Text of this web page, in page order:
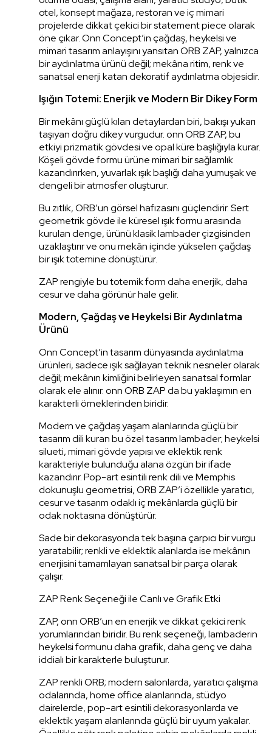
otel, konsept mağaza, restoran ve iç mimari
projelerde dikkat çekici bir statement piece olarak
öne çıkar. Onn Concept’in çağdaş, heykelsi ve
mimari tasarım anlayışını yansıtan ORB ZAP, yalnızca
bir aydınlatma ürünü değil; mekâna ritim, renk ve
sanatsal enerji katan dekoratif aydınlatma objesidir.
Işığın Totemi: Enerjik ve Modern Bir Dikey Form
Bir mekânı güçlü kılan detaylardan biri, bakışı yukarı
taşıyan doğru dikey vurgudur. onn ORB ZAP, bu
etkiyi prizmatik gövdesi ve opal küre başlığıyla kurar.
Köşeli gövde formu ürüne mimari bir sağlamlık
kazandırırken, yuvarlak ışık başlığı daha yumuşak ve
dengeli bir atmosfer oluşturur.
Bu zıtlık, ORB’un görsel hafızasını güçlendirir. Sert
geometrik gövde ile küresel ışık formu arasında
kurulan denge, ürünü klasik lambader çizgisinden
uzaklaştırır ve onu mekân içinde yükselen çağdaş
bir ışık totemine dönüştürür.
ZAP rengiyle bu totemik form daha enerjik, daha
cesur ve daha görünür hale gelir.
Modern, Çağdaş ve Heykelsi Bir Aydınlatma
Ürünü
Onn Concept’in tasarım dünyasında aydınlatma
ürünleri, sadece ışık sağlayan teknik nesneler olarak
değil; mekânın kimliğini belirleyen sanatsal formlar
olarak ele alınır. onn ORB ZAP da bu yaklaşımın en
karakterli örneklerinden biridir.
Modern ve çağdaş yaşam alanlarında güçlü bir
tasarım dili kuran bu özel tasarım lambader; heykelsi
silueti, mimari gövde yapısı ve eklektik renk
karakteriyle bulunduğu alana özgün bir ifade
kazandırır. Pop-art esintili renk dili ve Memphis
dokunuşlu geometrisi, ORB ZAP’i özellikle yaratıcı,
cesur ve tasarım odaklı iç mekânlarda güçlü bir
odak noktasına dönüştürür.
Sade bir dekorasyonda tek başına çarpıcı bir vurgu
yaratabilir; renkli ve eklektik alanlarda ise mekânın
enerjisini tamamlayan sanatsal bir parça olarak
çalışır.
ZAP Renk Seçeneği ile Canlı ve Grafik Etki
ZAP, onn ORB’un en enerjik ve dikkat çekici renk
yorumlarından biridir. Bu renk seçeneği, lambaderin
heykelsi formunu daha grafik, daha genç ve daha
iddialı bir karakterle buluşturur.
ZAP renkli ORB; modern salonlarda, yaratıcı çalışma
odalarında, home office alanlarında, stüdyo
dairelerde, pop-art esintili dekorasyonlarda ve
eklektik yaşam alanlarında güçlü bir uyum yakalar.